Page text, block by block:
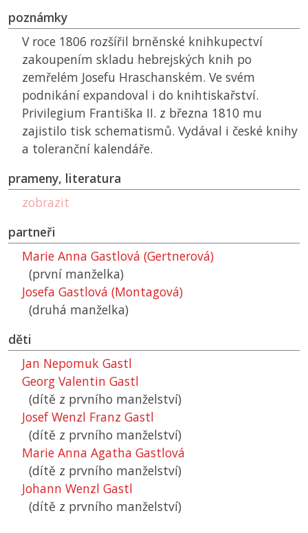
poznámky
V roce 1806 rozšířil brněnské knihkupectví
zakoupením skladu hebrejských knih po
zemřelém Josefu Hraschanském. Ve svém
podnikání expandoval i do knihtiskařství.
Privilegium Františka II. z března 1810 mu
zajistilo tisk schematismů. Vydával i české knihy
a toleranční kalendáře.
prameny, literatura
zobrazit
partneři
Marie Anna Gastlová (Gertnerová)
(první manželka)
Josefa Gastlová (Montagová)
(druhá manželka)
děti
Jan Nepomuk Gastl
Georg Valentin Gastl
(dítě z prvního manželství)
Josef Wenzl Franz Gastl
(dítě z prvního manželství)
Marie Anna Agatha Gastlová
(dítě z prvního manželství)
Johann Wenzl Gastl
(dítě z prvního manželství)